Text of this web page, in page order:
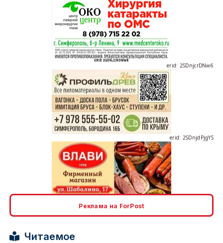
erid: 2SDnjcrDNw6
Реклама на ForPost
Читаемое